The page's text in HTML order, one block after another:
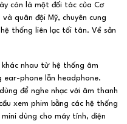
còn là một đối tác của Cơ
quân đội Mỹ, chuyên cung
thống liên lạc tối tân. Về sản
nhau từ hệ thống âm
phone lẫn headphone.
để nghe nhạc với âm thanh
xem phim bằng các hệ thống
dùng cho máy tính, điện